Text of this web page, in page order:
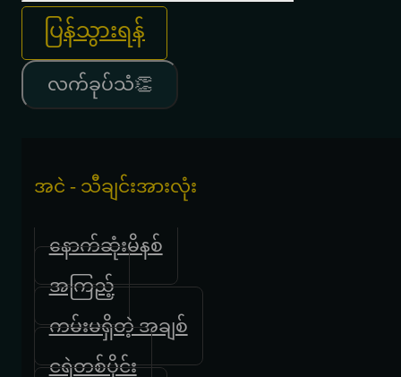
ပြန်သွားရန်
လက်ခုပ်သံ👏
အငဲ - သီချင်းအားလုံး
နောက်ဆုံးမိနစ်
အကြည့်
ကမ်းမရှိတဲ့ အချစ်
ငရဲတစ်ပိုင်း